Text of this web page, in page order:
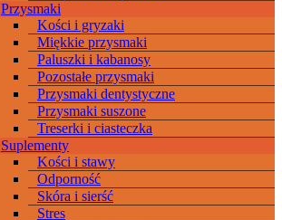
Przysmaki
Kości i gryzaki
Miękkie przysmaki
Paluszki i kabanosy
Pozostałe przysmaki
Przysmaki dentystyczne
Przysmaki suszone
Treserki i ciasteczka
Suplementy
Kości i stawy
Odporność
Skóra i sierść
Stres